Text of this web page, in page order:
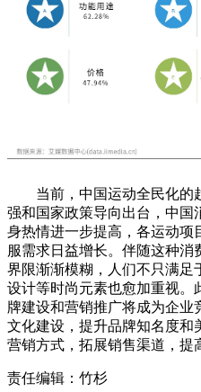
当前，中国运动全民化的
强和国家政策导向出台，中国
身热情进一步提高，各运动项
服需求日益增长。伴随这种
界限渐渐模糊，人们不只满足
设计等时尚元素也愈加重视。
牌建设和营销推广将成为企
文化建设，提升品牌知名度和
营销方式，拓展销售渠道，提
责任编辑：竹杉